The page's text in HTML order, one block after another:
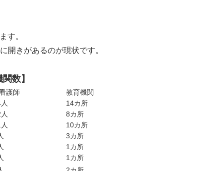
す。
開きがあるのが現状です。
数】
護師
教育機関
14カ所
8カ所
10カ所
3カ所
1カ所
1カ所